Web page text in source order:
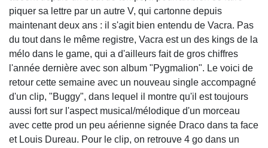
piquer sa lettre par un autre V, qui cartonne depuis
maintenant deux ans : il s'agit bien entendu de Vacra. Pas
du tout dans le même registre, Vacra est un des kings de la
mélo dans le game, qui a d'ailleurs fait de gros chiffres
l'année dernière avec son album "Pygmalion". Le voici de
retour cette semaine avec un nouveau single accompagné
d'un clip, "Buggy", dans lequel il montre qu'il est toujours
aussi fort sur l'aspect musical/mélodique d'un morceau
avec cette prod un peu aérienne signée Draco dans ta face
et Louis Dureau. Pour le clip, on retrouve 4 go dans un